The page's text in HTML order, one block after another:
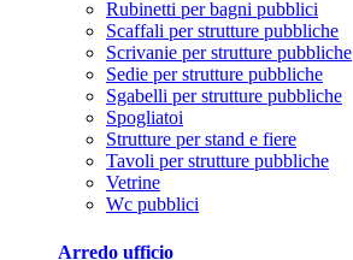
Rubinetti per bagni pubblici
Scaffali per strutture pubbliche
Scrivanie per strutture pubbliche
Sedie per strutture pubbliche
Sgabelli per strutture pubbliche
Spogliatoi
Strutture per stand e fiere
Tavoli per strutture pubbliche
Vetrine
Wc pubblici
Arredo ufficio